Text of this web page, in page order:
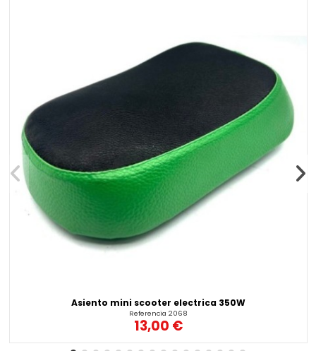
Asiento mini scooter electrica 350W
Referencia 2068
13,00 €